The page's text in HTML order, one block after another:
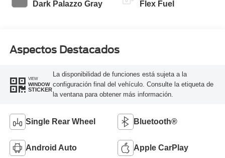
Dark Palazzo Gray Flex Fuel
Aspectos Destacados
VIEW
WINDOW
STICKER
La disponibilidad de funciones está sujeta a la
configuración final del vehículo. Consulte la etiqueta de
la ventana para obtener más información.
Single Rear Wheel Bluetooth®
Android Auto Apple CarPlay